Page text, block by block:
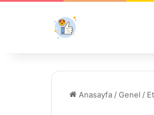
Anasayfa /Genel /